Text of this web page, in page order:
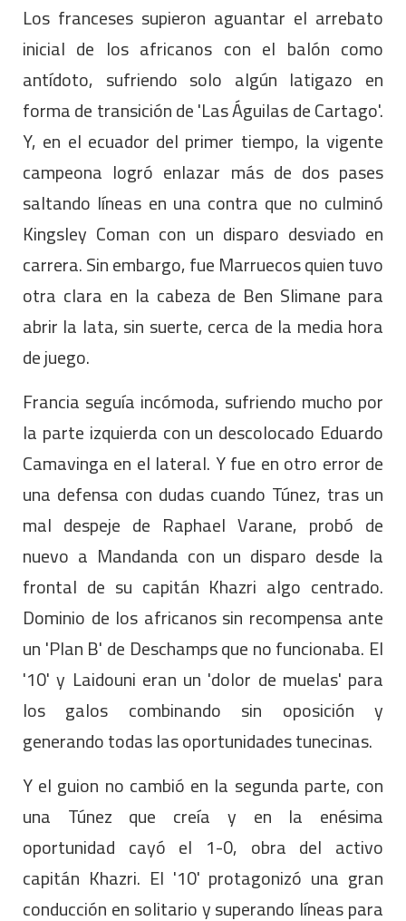
Los franceses supieron aguantar el arrebato
inicial de los africanos con el balón como
antídoto, sufriendo solo algún latigazo en
forma de transición de 'Las Águilas de Cartago'.
Y, en el ecuador del primer tiempo, la vigente
campeona logró enlazar más de dos pases
saltando líneas en una contra que no culminó
Kingsley Coman con un disparo desviado en
carrera. Sin embargo, fue Marruecos quien tuvo
otra clara en la cabeza de Ben Slimane para
abrir la lata, sin suerte, cerca de la media hora
de juego.
Francia seguía incómoda, sufriendo mucho por
la parte izquierda con un descolocado Eduardo
Camavinga en el lateral. Y fue en otro error de
una defensa con dudas cuando Túnez, tras un
mal despeje de Raphael Varane, probó de
nuevo a Mandanda con un disparo desde la
frontal de su capitán Khazri algo centrado.
Dominio de los africanos sin recompensa ante
un 'Plan B' de Deschamps que no funcionaba. El
'10' y Laidouni eran un 'dolor de muelas' para
los galos combinando sin oposición y
generando todas las oportunidades tunecinas.
Y el guion no cambió en la segunda parte, con
una Túnez que creía y en la enésima
oportunidad cayó el 1-0, obra del activo
capitán Khazri. El '10' protagonizó una gran
conducción en solitario y superando líneas para